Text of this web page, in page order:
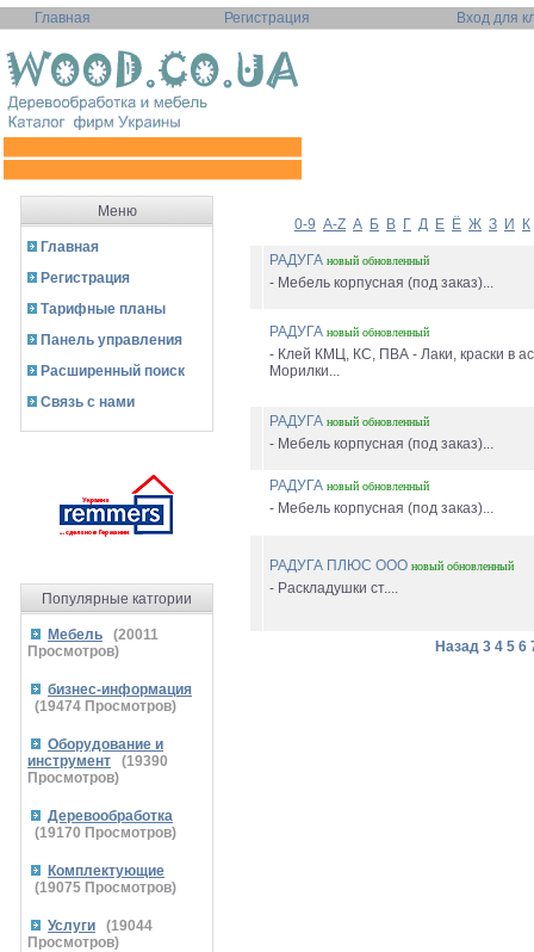
Главная Регистрация Вход для
Меню
Главная
Регистрация
Тарифные планы
Панель управления
Расширенный поиск
Связь с нами
Популярные катгории
Мебель (20011
Просмотров)
бизнес-информация
(19474 Просмотров)
Оборудование и
инструмент
(19390
Просмотров)
Деревообработка
(19170 Просмотров)
Комплектующие
(19075 Просмотров)
Услуги (19044
Просмотров)
0-9 A-Z А Б В Г Д Е Ё Ж З И К
РАДУГА новый обновленный
- Мебель корпусная (под заказ)...
РАДУГА новый обновленный
- Клей КМЦ, КС, ПВА - Лаки, краски в
Морилки...
РАДУГА новый обновленный
- Мебель корпусная (под заказ)...
РАДУГА новый обновленный
- Мебель корпусная (под заказ)...
РАДУГА ПЛЮС ООО новый обновленный
- Раскладушки ст....
Назад 3 4 5 6